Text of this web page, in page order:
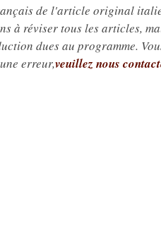
de l'article original
à réviser tous les articles,
dues au programme.
erreur,veuillez nous